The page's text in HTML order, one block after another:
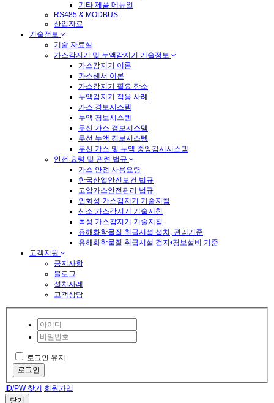
기타 제품 메뉴얼
RS485 & MODBUS
산업자료
기술정보
기술 자료실
가스감지기 및 누액감지기 기술정보
가스감지기 이론
가스센서 이론
가스감지기 필요 장소
누액감지기 적용 사례
가스 경보시스템
누액 경보시스템
무선 가스 경보시스템
무선 누액 경보시스템
무선 가스 및 누액 중앙감시시스템
안전 요령 및 관련 법규
가스 안전 사용요령
한국산업안전보건 법규
고압가스안전관리 법규
인화성 가스감지기 기술지침
산소 가스감지기 기술지침
독성 가스감지기 기술지침
유해화학물질 취급시설 설치, 관리기준
유해화학물질 취급시설 검지•경보설비 기준
고객지원
공지사항
블로그
설치사례
고객상담
로그인 유지
로그인
ID/PW 찾기 회원가입
닫기